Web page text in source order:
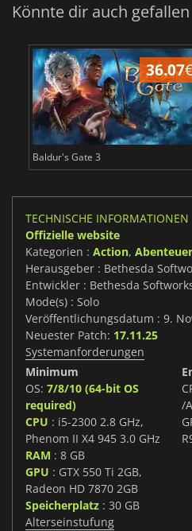
Könnte dir auch gefallen
36.07
Baldur's Gate 3
TECHNISCHE INFORMATIONEN
Offizielle website
Kategorien : Action, Abenteuer
Herausgeber : Bethesda
Entwickler : Bethesda
Mode(s) : Solo
Veröffentlichungsdatum : 9.
Neuester Patch: 17.11.25
Systemanforderungen
Minimum
OS: 7/8/10 (64-bit OS
required)
CPU : i5-2300 2.8 GHz,
Phenom II X4 945 3.0 GHz
RAM : 8 GB
GPU : GTX 550 Ti 2GB,
Radeon HD 7870 2GB
Speicherplatz : 30 GB
/
Alterseinstufung